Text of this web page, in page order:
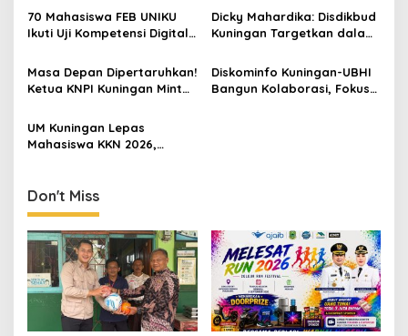
70 Mahasiswa FEB UNIKU
Ikuti Uji Kompetensi Digital
Sertifikat BNSP
Dicky Mahardika: Disdikbud
Kuningan Targetkan dalam
Sekolah Capai 8,5 Tahun,
Angka ATS Terus Menurun
Masa Depan Dipertaruhkan!
Ketua KNPI Kuningan Minta
Evaluasi Besar
Diskominfo Kuningan-UBHI
Bangun Kolaborasi, Fokus
UM Kuningan Lepas
Mahasiswa KKN 2026,
Don't Miss